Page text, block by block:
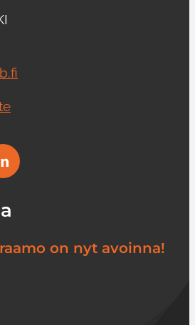
on nyt avoinna!